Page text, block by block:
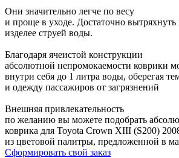
Они значительно легче по весу
и проще в уходе. Достаточно вытряхнуть
изделее струей воды.
Благодаря ячеистой конструкции
абсолютной непромокаемости коврики
внутри себя до 1 литра воды, оберегая
и одежду пассажиров от загрязнений
Внешняя привлекательность
по желанию вы можете подобрать
коврика для Toyota Crown XIII (S200)
из цветовой палитры, предложенной в
Сформировать свой заказ